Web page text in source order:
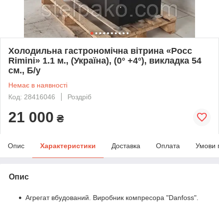
Холодильна гастрономічна вітрина «Росс
Rimini» 1.1 м., (Україна), (0° +4°), викладка 54
см., Б/у
Немає в наявності
Код: 28416046
Роздріб
21 000 ₴
Опис Характеристики Доставка Оплата Умови
Опис
Агрегат вбудований. Виробник компресора "Danfoss".